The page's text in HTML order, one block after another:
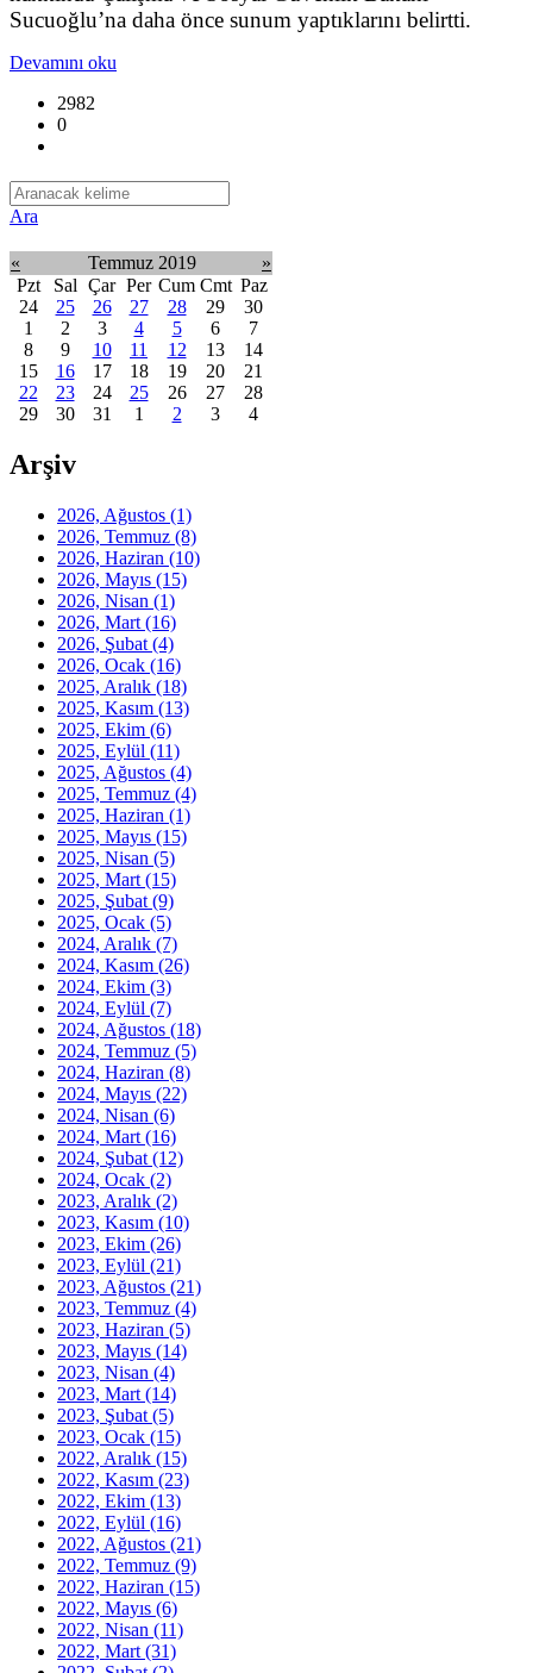
Sucuoğlu’na daha önce sunum yaptıklarını belirtti.
Devamını oku
2982
0
Ara
« Temmuz 2019
»
Pzt
Sal Çar Per Cum Cmt Paz
24
25 26 27 28 29
30
1
2 3 4 5 6
7
8
9 10 11 12 13
14
15
16 17 18 19 20
21
22
23 24 25 26 27
28
29
30 31 1 2 3 4
Arşiv
2026, Ağustos (1)
2026, Temmuz (8)
2026, Haziran (10)
2026, Mayıs (15)
2026, Nisan (1)
2026, Mart (16)
2026, Şubat (4)
2026, Ocak (16)
2025, Aralık (18)
2025, Kasım (13)
2025, Ekim (6)
2025, Eylül (11)
2025, Ağustos (4)
2025, Temmuz (4)
2025, Haziran (1)
2025, Mayıs (15)
2025, Nisan (5)
2025, Mart (15)
2025, Şubat (9)
2025, Ocak (5)
2024, Aralık (7)
2024, Kasım (26)
2024, Ekim (3)
2024, Eylül (7)
2024, Ağustos (18)
2024, Temmuz (5)
2024, Haziran (8)
2024, Mayıs (22)
2024, Nisan (6)
2024, Mart (16)
2024, Şubat (12)
2024, Ocak (2)
2023, Aralık (2)
2023, Kasım (10)
2023, Ekim (26)
2023, Eylül (21)
2023, Ağustos (21)
2023, Temmuz (4)
2023, Haziran (5)
2023, Mayıs (14)
2023, Nisan (4)
2023, Mart (14)
2023, Şubat (5)
2023, Ocak (15)
2022, Aralık (15)
2022, Kasım (23)
2022, Ekim (13)
2022, Eylül (16)
2022, Ağustos (21)
2022, Temmuz (9)
2022, Haziran (15)
2022, Mayıs (6)
2022, Nisan (11)
2022, Mart (31)